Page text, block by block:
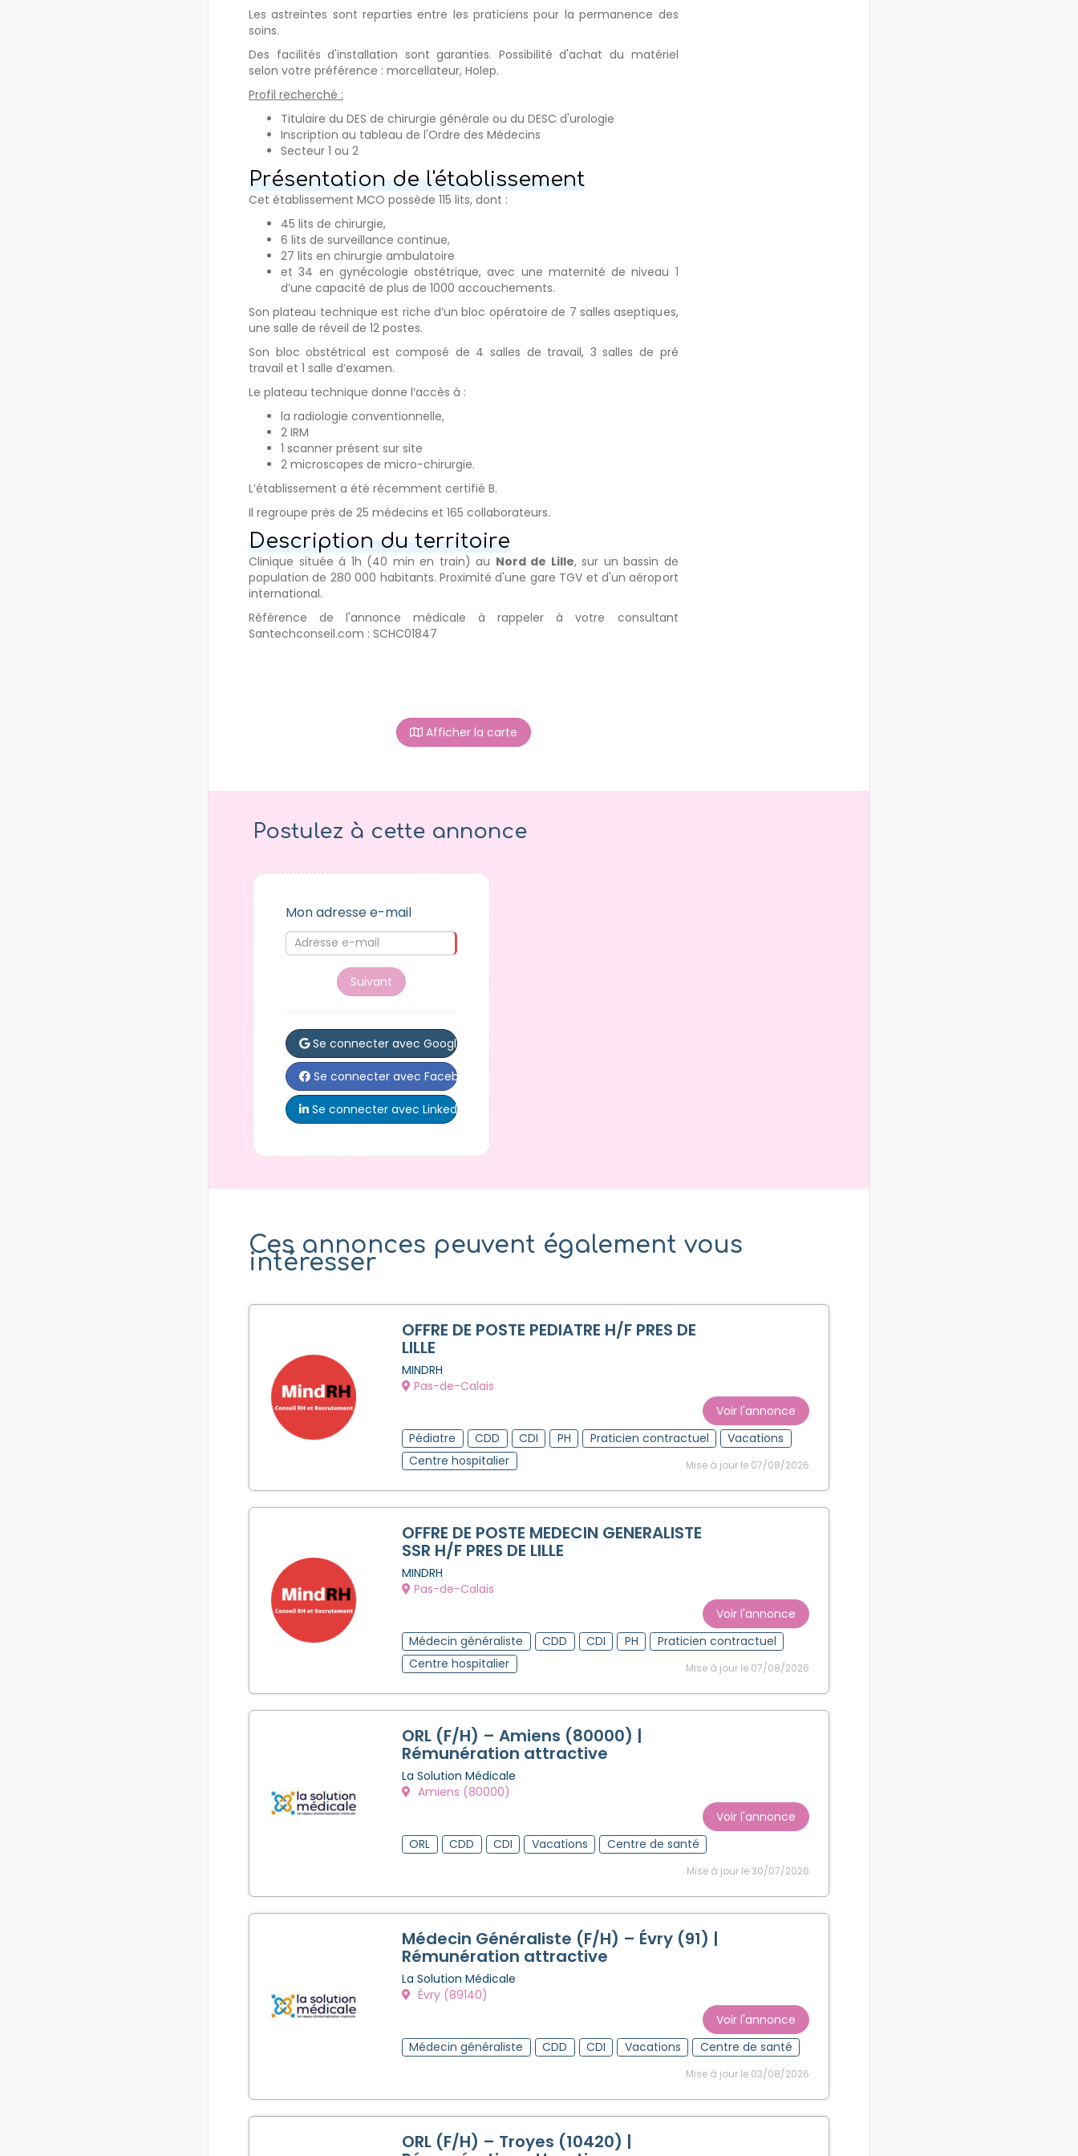
Les astreintes sont reparties entre les praticiens pour la permanence des
soins.
Des facilités d'installation sont garanties. Possibilité d'achat du matériel
selon votre préférence : morcellateur, Holep.
Profil recherché :
Titulaire du DES de chirurgie générale ou du DESC d'urologie
Inscription au tableau de l'Ordre des Médecins
Secteur 1 ou 2
Présentation de l'établissement
Cet établissement MCO possède 115 lits, dont :
45 lits de chirurgie,
6 lits de surveillance continue,
27 lits en chirurgie ambulatoire
et 34 en gynécologie obstétrique, avec une maternité de niveau 1
d’une capacité de plus de 1000 accouchements.
Son plateau technique est riche d’un bloc opératoire de 7 salles aseptiques,
une salle de réveil de 12 postes.
Son bloc obstétrical est composé de 4 salles de travail, 3 salles de pré
travail et 1 salle d’examen.
Le plateau technique donne l’accès à :
la radiologie conventionnelle,
2 IRM
1 scanner présent sur site
2 microscopes de micro-chirurgie.
L’établissement a été récemment certifié B.
Il regroupe près de 25 médecins et 165 collaborateurs.
Description du territoire
Clinique située à 1h (40 min en train) au Nord de Lille, sur un bassin de
population de 280 000 habitants. Proximité d'une gare TGV et d'un aéroport
international.
Référence de l'annonce médicale à rappeler à votre consultant
Santechconseil.com : SCHC01847
Afficher la carte
Postulez à cette annonce
Mon adresse e-mail
Suivant
Se connecter avec Google
Se connecter avec Facebook
Se connecter avec LinkedIn
Ces annonces peuvent également vous
intéresser
OFFRE DE POSTE PEDIATRE H/F PRES DE
LILLE
MINDRH
Pas-de-Calais
Voir l'annonce
Pédiatre
CDD CDI PH Praticien contractuel
Vacations
Centre hospitalier
Mise à jour le 07/08/2026
OFFRE DE POSTE MEDECIN GENERALISTE
SSR H/F PRES DE LILLE
MINDRH
Pas-de-Calais
Voir l'annonce
Médecin généraliste
CDD CDI PH
Praticien contractuel
Centre hospitalier
Mise à jour le 07/08/2026
ORL (F/H) – Amiens (80000) |
Rémunération attractive
La Solution Médicale
Amiens (80000)
Voir l'annonce
ORL
CDD CDI Vacations Centre de santé
Mise à jour le 30/07/2026
Médecin Généraliste (F/H) – Évry (91) |
Rémunération attractive
La Solution Médicale
Évry (89140)
Voir l'annonce
Médecin généraliste
CDD CDI Vacations Centre de santé
Mise à jour le 03/08/2026
ORL (F/H) – Troyes (10420) |